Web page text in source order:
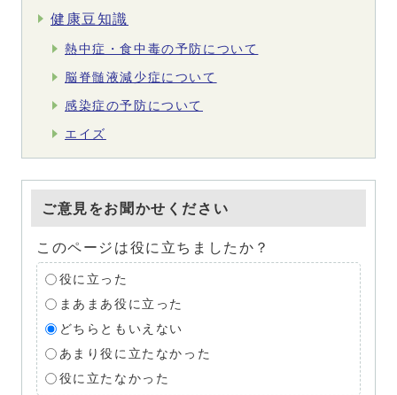
健康豆知識
熱中症・食中毒の予防について
脳脊髄液減少症について
感染症の予防について
エイズ
ご意見をお聞かせください
このページは役に立ちましたか？
役に立った
まあまあ役に立った
どちらともいえない
あまり役に立たなかった
役に立たなかった